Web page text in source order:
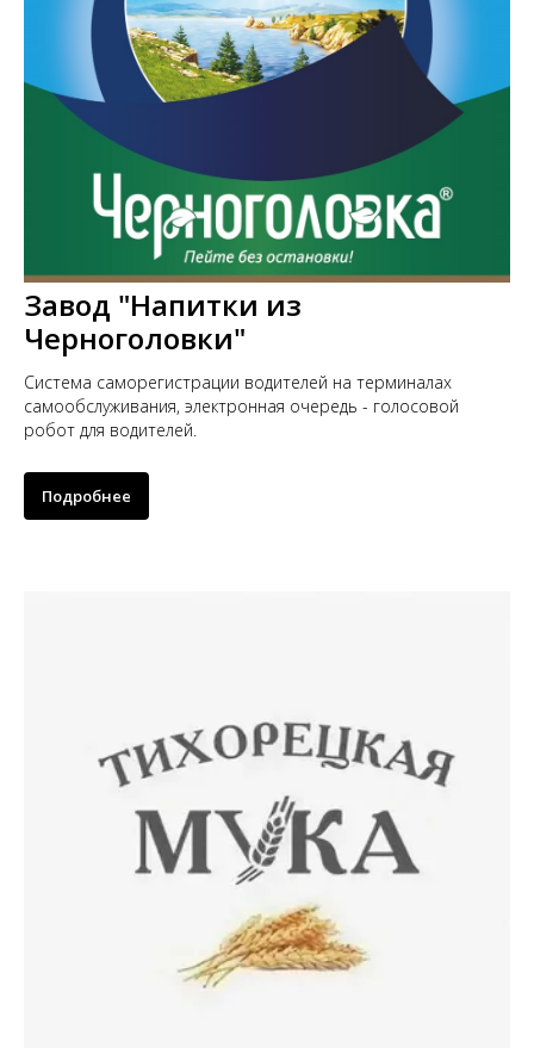
Завод "Напитки из
Черноголовки"
Система саморегистрации водителей на терминалах
самообслуживания, электронная очередь - голосовой
робот для водителей.
Подробнее